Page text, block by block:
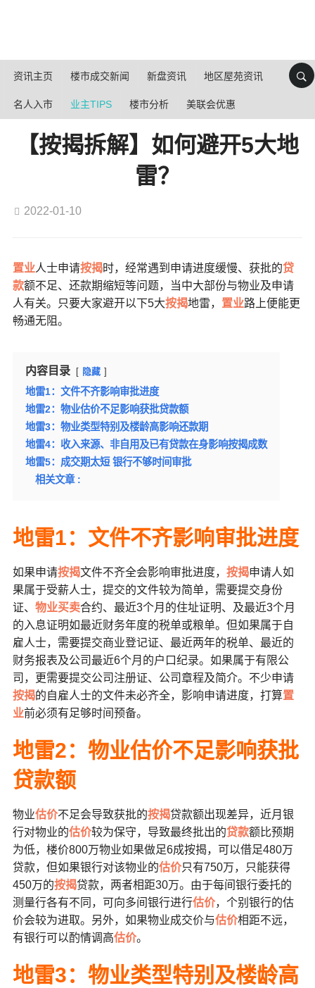
资讯主页 楼市成交新闻 新盘资讯 地区屋苑资讯
名人入市 业主TIPS 楼市分析 美联会优惠
【按揭拆解】如何避开5大地
雷？
2022-01-10
置业人士申请按揭时，经常遇到申请进度缓慢、获批的贷
款额不足、还款期缩短等问题，当中大部份与物业及申请
人有关。只要大家避开以下5大按揭地雷， 置业路上便能更
畅通无阻。
内容目录 隐藏
地雷1：文件不齐影响审批进度
地雷2：物业估价不足影响获批贷款额
地雷3：物业类型特别及楼龄高影响还款期
地雷4：收入来源、非自用及已有贷款在身影响按揭成数
地雷5：成交期太短 银行不够时间审批
相关文章 :
地雷1：文件不齐影响审批进度
如果申请按揭文件不齐全会影响审批进度， 按揭申请人如
果属于受薪人士，提交的文件较为简单，需要提交身份
证、 物业买卖合约、最近3个月的住址证明、及最近3个月
的入息证明如最近财务年度的税单或粮单。但如果属于自
雇人士，需要提交商业登记证、最近两年的税单、最近的
财务报表及公司最近6个月的户口纪录。如果属于有限公
司，更需要提交公司注册证、公司章程及简介。不少申请
按揭的自雇人士的文件未必齐全，影响申请进度，打算置
业前必须有足够时间预备。
地雷2：物业估价不足影响获批
贷款额
物业估价不足会导致获批的按揭贷款额出现差异，近月银
行对物业的估价较为保守，导致最终批出的贷款额比预期
为低，楼价800万物业如果做足6成按揭，可以借足480万
贷款，但如果银行对该物业的估价只有750万，只能获得
450万的按揭贷款，两者相距30万。由于每间银行委托的
测量行各有不同，可向多间银行进行估价，个别银行的估
价会较为进取。另外，如果物业成交价与估价相距不远，
有银行可以酌情调高估价。
地雷3：物业类型特别及楼龄高